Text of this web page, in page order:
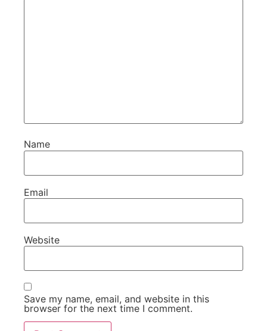
Name
Email
Website
Save my name, email, and website in this
browser for the next time I comment.